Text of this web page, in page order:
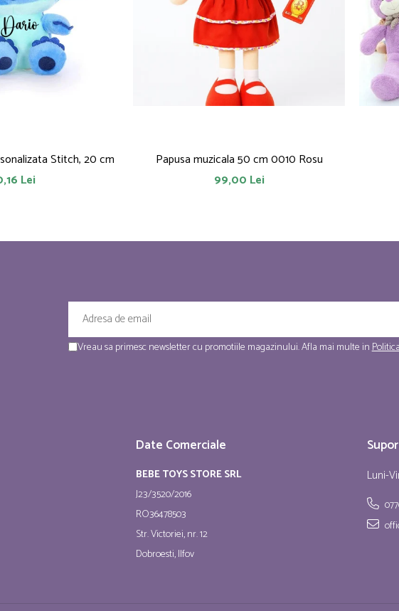
Stitch, 20 cm
Lei
Papusa muzicala 50 cm 0010 Rosu
99,00 Lei
Vreau sa primesc newsletter cu promotiile magazinului. Afla mai multe in
Date Comerciale
BEBE TOYS STORE SRL
J23/3520/2016
RO36478503
Str. Victoriei, nr. 12
Dobroesti, Ilfov
Luni-